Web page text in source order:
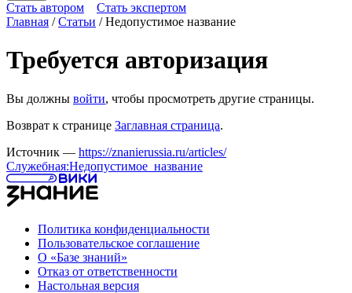
Стать автором Стать экспертом
Главная /Статьи /Недопустимое название
Требуется авторизация
Вы должны войти, чтобы просмотреть другие страницы.
Возврат к странице Заглавная страница.
Источник — https://znanierussia.ru/articles/
Служебная:Недопустимое_название
Политика конфиденциальности
Пользовательское соглашение
О «Базе знаний»
Отказ от ответственности
Настольная версия